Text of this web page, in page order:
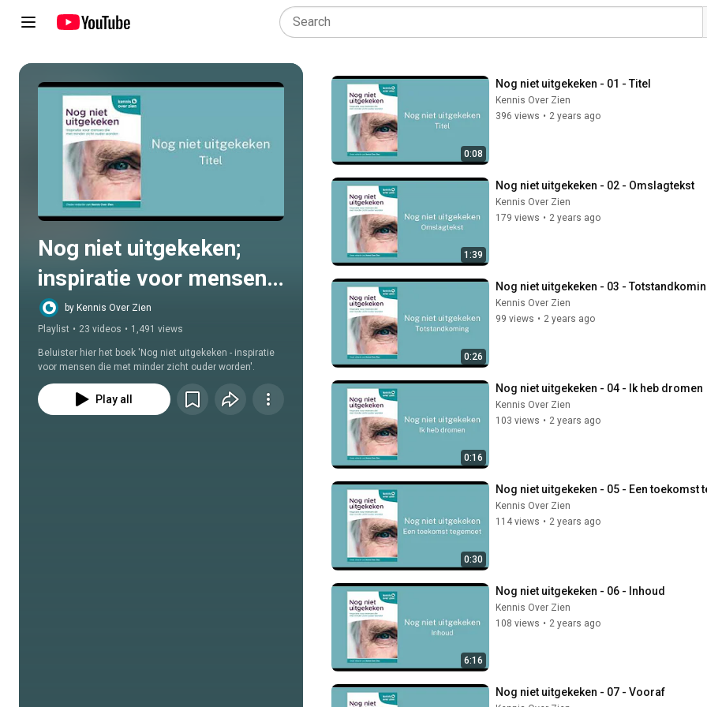
Play all
Nog niet uitgekeken;
inspiratie voor mensen
die met minder zicht
ouder worden
by Kennis Over Zien
Playlist • 23 videos • 1,491 views
Beluister hier het boek 'Nog niet uitgekeken - inspiratie
voor mensen die met minder zicht ouder worden'.
Play all
0:08
Nog niet uitgekeken - 01 - Titel
Kennis Over Zien
396 views • 2 years ago
1:39
Nog niet uitgekeken - 02 - Omslagtekst
Kennis Over Zien
179 views • 2 years ago
0:26
Nog niet uitgekeken - 03 -
Kennis Over Zien
99 views • 2 years ago
0:16
Nog niet uitgekeken - 04 - Ik heb dromen
Kennis Over Zien
103 views • 2 years ago
0:30
Nog niet uitgekeken - 05 - Een toekomst
Kennis Over Zien
114 views • 2 years ago
6:16
Nog niet uitgekeken - 06 - Inhoud
Kennis Over Zien
108 views • 2 years ago
Nog niet uitgekeken - 07 - Vooraf